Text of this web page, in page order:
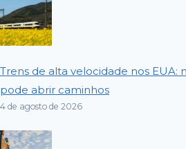
Trens de alta velocidade nos EUA:
pode abrir caminhos
4 de agosto de 2026